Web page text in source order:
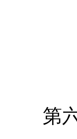
三、
四、
五、
第六